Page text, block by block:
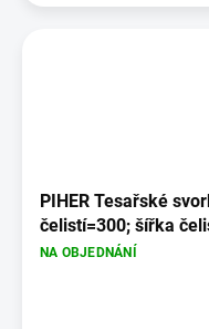
PIHER Tesařské
čelistí=300; šířka
NA OBJEDNÁNÍ